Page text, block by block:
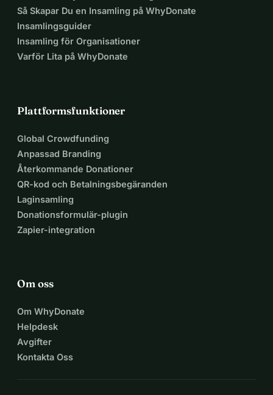
Så Skapar Du en Insamling på WhyDonate
Insamlingsguider
Insamling för Organisationer
Varför Lita på WhyDonate
Plattformsfunktioner
Global Crowdfunding
Anpassad Branding
Återkommande Donationer
QR-kod och Betalningsbegäranden
Laginsamling
Donationsformulär-plugin
Zapier-integration
Om oss
Om WhyDonate
Helpdesk
Avgifter
Kontakta Oss